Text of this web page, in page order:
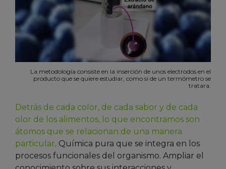
La metodología consiste en la inserción de unos electrodos en el
producto que se quiere estudiar, como si de un termómetro se
tratara.
Detrás de cada color, de cada sabor y de cada
olor de los alimentos, lo que encontramos son
átomos que se relacionan de una manera
particular. Química pura que se integra en los
procesos funcionales del organismo. Ampliar el